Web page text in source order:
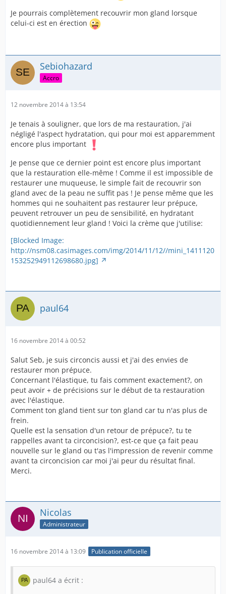
Je pourrais complètement recouvrir mon gland lorsque
celui-ci est en érection
Sebiohazard
Accro
12 novembre 2014 à 13:54
Je tenais à souligner, que lors de ma restauration, j'ai
négligé l'aspect hydratation, qui pour moi est apparemment
encore plus important
Je pense que ce dernier point est encore plus important
que la restauration elle-même ! Comme il est impossible de
restaurer une muqueuse, le simple fait de recouvrir son
gland avec de la peau ne suffit pas ! Je pense même que les
hommes qui ne souhaitent pas restaurer leur prépuce,
peuvent retrouver un peu de sensibilité, en hydratant
quotidiennement leur gland ! Voici la crème que j'utilise:
[Blocked Image:
http://nsm08.casimages.com/img/2014/11/12//mini_1411120
153252949112698680.jpg]
paul64
16 novembre 2014 à 00:52
Salut Seb, je suis circoncis aussi et j'ai des envies de
restaurer mon prépuce.
Concernant l'élastique, tu fais comment exactement?, on
peut avoir + de précisions sur le début de ta restauration
avec l'élastique.
Comment ton gland tient sur ton gland car tu n'as plus de
frein.
Quelle est la sensation d'un retour de prépuce?, tu te
rappelles avant ta circoncision?, est-ce que ça fait peau
nouvelle sur le gland ou t'as l'impression de revenir comme
avant ta circoncision car moi j'ai peur du résultat final.
Merci.
Nicolas
Administrateur
16 novembre 2014 à 13:09 Publication officielle
paul64 a écrit :